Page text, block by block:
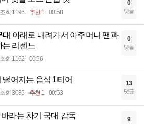
조회 1196 추천 1 00:58
0
댓글
대 아래로 내려가서 아주머니 팬과
리센느
조회 1162 00:56
0
댓글
떨어지는 음식 1티어
조회 3085 추천 1 00:53
13
댓글
라는 차기 국대 감독 9